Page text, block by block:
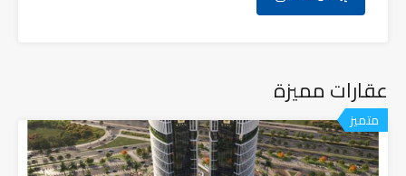
عقارات مميزة
متميز